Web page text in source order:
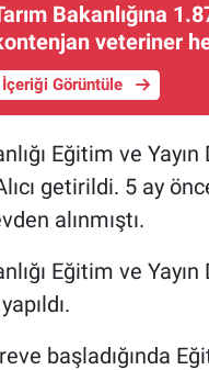
Bakanlığına
veteriner
İçeriği Görüntüle
Eğitim ve
getirildi. 5 ay
alınmıştı.
Eğitim ve
başladığında